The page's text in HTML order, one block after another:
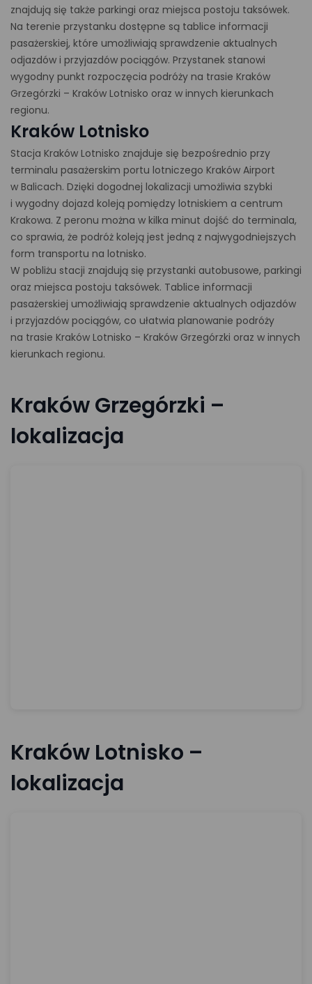
znajdują się także parkingi oraz miejsca postoju taksówek.
Na terenie przystanku dostępne są tablice informacji
pasażerskiej, które umożliwiają sprawdzenie aktualnych
odjazdów i przyjazdów pociągów. Przystanek stanowi
wygodny punkt rozpoczęcia podróży na trasie Kraków
Grzegórzki – Kraków Lotnisko oraz w innych kierunkach
regionu.
Kraków Lotnisko
Stacja Kraków Lotnisko znajduje się bezpośrednio przy
terminalu pasażerskim portu lotniczego Kraków Airport
w Balicach. Dzięki dogodnej lokalizacji umożliwia szybki
i wygodny dojazd koleją pomiędzy lotniskiem a centrum
Krakowa. Z peronu można w kilka minut dojść do terminala,
co sprawia, że podróż koleją jest jedną z najwygodniejszych
form transportu na lotnisko.
W pobliżu stacji znajdują się przystanki autobusowe, parkingi
oraz miejsca postoju taksówek. Tablice informacji
pasażerskiej umożliwiają sprawdzenie aktualnych odjazdów
i przyjazdów pociągów, co ułatwia planowanie podróży
na trasie Kraków Lotnisko – Kraków Grzegórzki oraz w innych
kierunkach regionu.
Kraków Grzegórzki –
lokalizacja
Kraków Lotnisko –
lokalizacja